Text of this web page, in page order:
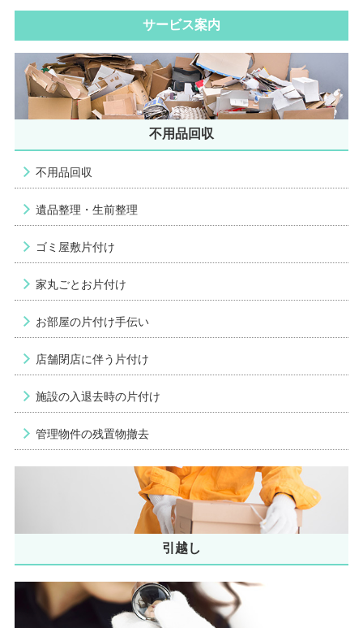
サービス案内
不用品回収
不用品回収
遺品整理・生前整理
ゴミ屋敷片付け
家丸ごとお片付け
お部屋の片付け手伝い
店舗閉店に伴う片付け
施設の入退去時の片付け
管理物件の残置物撤去
引越し